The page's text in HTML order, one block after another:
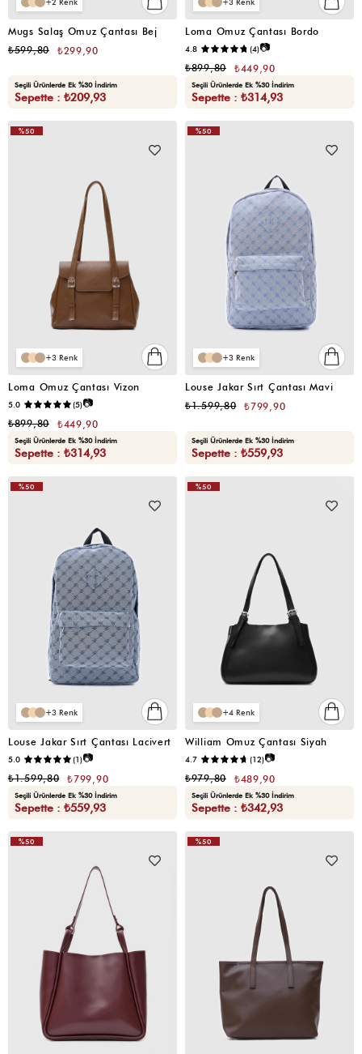
2
Mugs Salaş Omuz Çantası Bej
₺299,90
₺599,80
Seçili Ürünlerde Ek %30 İndirim
Sepette : ₺209,93
3
Loma Omuz Çantası Bordo
4.8 (4)📷
₺449,90
₺899,80
Seçili Ürünlerde Ek %30 İndirim
Sepette : ₺314,93
3
Loma Omuz Çantası Vizon
5.0 (5)📷
₺449,90
₺899,80
Seçili Ürünlerde Ek %30 İndirim
Sepette : ₺314,93
%50
3
Louse Jakar Sırt Çantası Mavi
₺799,90
₺1.599,80
Seçili Ürünlerde Ek %30 İndirim
Sepette : ₺559,93
%50
3
Louse Jakar Sırt Çantası Lacivert
5.0 (1)📷
₺799,90
₺1.599,80
Seçili Ürünlerde Ek %30 İndirim
Sepette : ₺559,93
%50
4
William Omuz Çantası Siyah
4.7 (12)📷
₺489,90
₺979,80
Seçili Ürünlerde Ek %30 İndirim
Sepette : ₺342,93
%50
%50
%50